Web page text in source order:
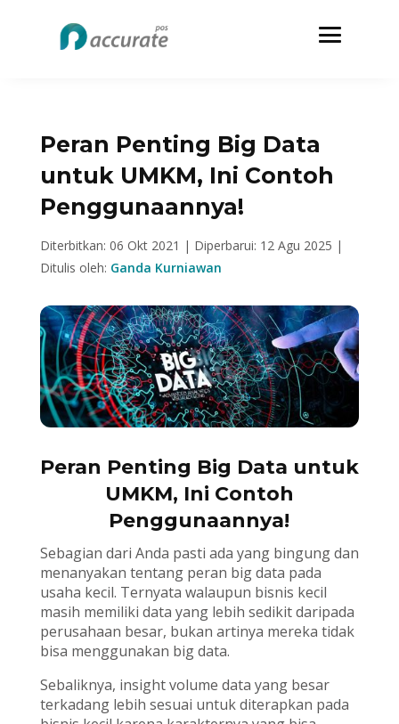
Peran Penting Big Data
untuk UMKM, Ini Contoh
Penggunaannya!
Diterbitkan: 06 Okt 2021 | Diperbarui: 12 Agu 2025 |
Ditulis oleh: Ganda Kurniawan
Peran Penting Big Data untuk
UMKM, Ini Contoh
Penggunaannya!
Sebagian dari Anda pasti ada yang bingung dan
menanyakan tentang peran big data pada
usaha kecil. Ternyata walaupun bisnis kecil
masih memiliki data yang lebih sedikit daripada
perusahaan besar, bukan artinya mereka tidak
bisa menggunakan big data.
Sebaliknya, insight volume data yang besar
terkadang lebih sesuai untuk diterapkan pada